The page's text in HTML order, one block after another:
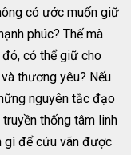
có ước muốn giữ
phúc? Thế mà
có thể giữ cho
thương yêu? Nếu
nguyên tắc đạo
thống tâm linh
gì để cứu vãn được